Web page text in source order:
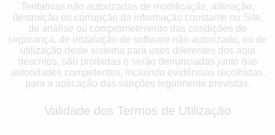
Tentativas não autorizadas de modificação, alteração,
destruição ou corrupção da informação constante no Site,
de análise ou comprometimento das condições de
segurança, de instalação de software não autorizado, ou de
utilização deste sistema para usos diferentes dos aqui
descritos, são proibidas e serão denunciadas junto das
autoridades competentes, incluindo evidências recolhidas,
para a aplicação das sanções legalmente previstas.
Validade dos Termos de Utilização